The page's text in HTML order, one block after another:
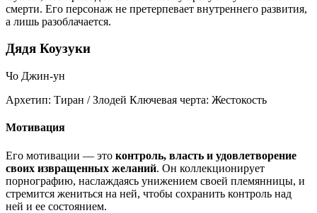
смерти. Его персонаж не претерпевает внутреннего развития,
а лишь разоблачается.
Дядя Коузуки
Чо Джин-ун
Архетип: Тиран / Злодей Ключевая черта: Жестокость
Мотивация
Его мотивации — это контроль, власть и удовлетворение
своих извращенных желаний. Он коллекционирует
порнографию, наслаждаясь унижением своей племянницы, и
стремится жениться на ней, чтобы сохранить контроль над
ней и ее состоянием.